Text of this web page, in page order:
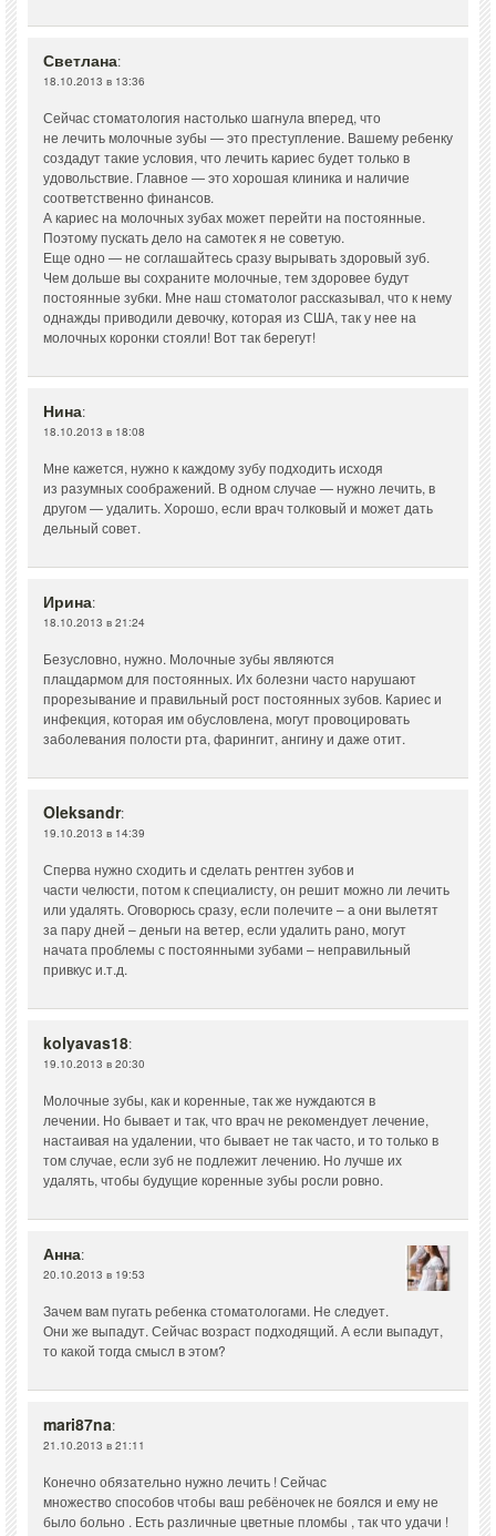
Светлана:
18.10.2013 в 13:36
Сейчас стоматология настолько шагнула вперед, что
не лечить молочные зубы — это преступление. Вашему ребенку
создадут такие условия, что лечить кариес будет только в
удовольствие. Главное — это хорошая клиника и наличие
соответственно финансов.
А кариес на молочных зубах может перейти на постоянные.
Поэтому пускать дело на самотек я не советую.
Еще одно — не соглашайтесь сразу вырывать здоровый зуб.
Чем дольше вы сохраните молочные, тем здоровее будут
постоянные зубки. Мне наш стоматолог рассказывал, что к нему
однажды приводили девочку, которая из США, так у нее на
молочных коронки стояли! Вот так берегут!
Нина:
18.10.2013 в 18:08
Мне кажется, нужно к каждому зубу подходить исходя
из разумных соображений. В одном случае — нужно лечить, в
другом — удалить. Хорошо, если врач толковый и может дать
дельный совет.
Ирина:
18.10.2013 в 21:24
Безусловно, нужно. Молочные зубы являются
плацдармом для постоянных. Их болезни часто нарушают
прорезывание и правильный рост постоянных зубов. Кариес и
инфекция, которая им обусловлена, могут провоцировать
заболевания полости рта, фарингит, ангину и даже отит.
Oleksandr:
19.10.2013 в 14:39
Сперва нужно сходить и сделать рентген зубов и
части челюсти, потом к специалисту, он решит можно ли лечить
или удалять. Оговорюсь сразу, если полечите – а они вылетят
за пару дней – деньги на ветер, если удалить рано, могут
начата проблемы с постоянными зубами – неправильный
привкус и.т.д.
kolyavas18:
19.10.2013 в 20:30
Молочные зубы, как и коренные, так же нуждаются в
лечении. Но бывает и так, что врач не рекомендует лечение,
настаивая на удалении, что бывает не так часто, и то только в
том случае, если зуб не подлежит лечению. Но лучше их
удалять, чтобы будущие коренные зубы росли ровно.
Анна:
20.10.2013 в 19:53
Зачем вам пугать ребенка стоматологами. Не следует.
Они же выпадут. Сейчас возраст подходящий. А если выпадут,
то какой тогда смысл в этом?
mari87na:
21.10.2013 в 21:11
Конечно обязательно нужно лечить ! Сейчас
множество способов чтобы ваш ребёночек не боялся и ему не
было больно . Есть различные цветные пломбы , так что удачи !